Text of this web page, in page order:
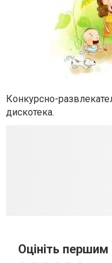
Конкурсно-
дискотека.
Оцініть першим